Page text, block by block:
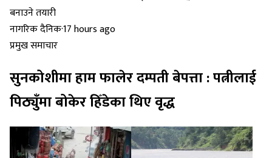
नागरिक दैनिक·17 hours ago
प्रमुख समाचार
सुनकोशीमा हाम फालेर दम्पती बेपत्ता : पत्नीलाई
पिठ्युँमा बोकेर हिँडेका थिए वृद्ध